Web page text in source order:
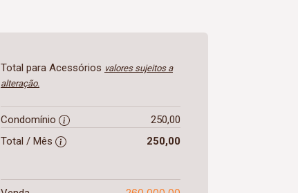
Total para Acessórios valores sujeitos a
alteração.
Condomínio
250,00
Total / Mês
250,00